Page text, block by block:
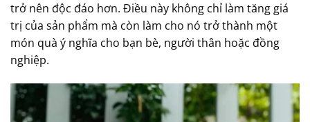
trở nên độc đáo hơn. Điều này không chỉ làm tăng giá
trị của sản phẩm mà còn làm cho nó trở thành một
món quà ý nghĩa cho bạn bè, người thân hoặc đồng
nghiệp.